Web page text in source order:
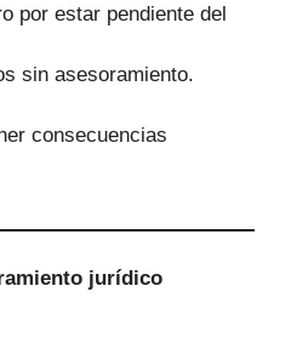
por estar pendiente del
sin asesoramiento.
consecuencias
jurídico